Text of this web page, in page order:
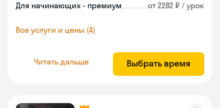
Для начинающих - премиум от 2282 ₽ / урок
Все услуги и цены (4)
Читать дальше Выбрать время